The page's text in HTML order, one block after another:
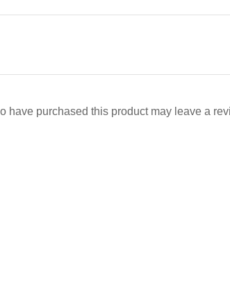
have purchased this product may leave a